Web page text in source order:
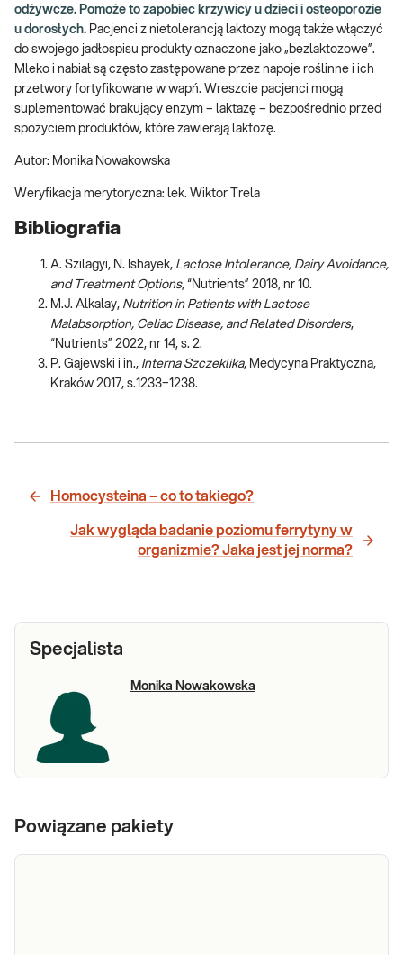
odżywcze. Pomoże to zapobiec krzywicy u dzieci i osteoporozie
u dorosłych. Pacjenci z nietolerancją laktozy mogą także włączyć
do swojego jadłospisu produkty oznaczone jako „bezlaktozowe”.
Mleko i nabiał są często zastępowane przez napoje roślinne i ich
przetwory fortyfikowane w wapń. Wreszcie pacjenci mogą
suplementować brakujący enzym – laktazę – bezpośrednio przed
spożyciem produktów, które zawierają laktozę.
Autor: Monika Nowakowska
Weryfikacja merytoryczna: lek. Wiktor Trela
Bibliografia
A. Szilagyi, N. Ishayek, Lactose Intolerance, Dairy Avoidance,
and Treatment Options, “Nutrients” 2018, nr 10.
M.J. Alkalay, Nutrition in Patients with Lactose
Malabsorption, Celiac Disease, and Related Disorders,
“Nutrients” 2022, nr 14, s. 2.
P. Gajewski i in., Interna Szczeklika, Medycyna Praktyczna,
Kraków 2017, s.1233−1238.
Homocysteina – co to takiego?
Jak wygląda badanie poziomu ferrytyny w
organizmie? Jaka jest jej norma?
Specjalista
Monika Nowakowska
Powiązane pakiety